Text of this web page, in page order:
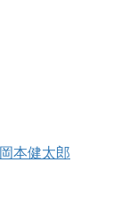
岡本健太郎